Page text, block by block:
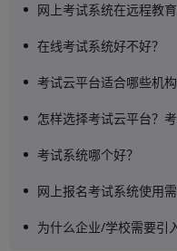
网上考试系统在远程教
在线考试系统好不好？
考试云平台适合哪些机构
怎样选择考试云平台？
考试系统哪个好？
网上报名考试系统使用
为什么企业/学校需要引